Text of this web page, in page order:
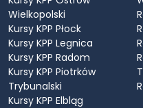
Wielkopolski
Kursy KPP Płock
Kursy KPP Legnica
Kursy KPP Radom
Kursy KPP Piotrków
Trybunalski
Kursy KPP Elbląg